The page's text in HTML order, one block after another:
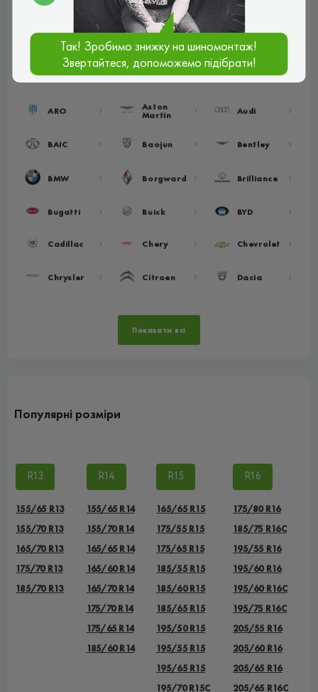
Марки авто
Acura Alfa Romeo Alpine
ARO Aston
Martin Audi
BAIC Baojun Bentley
BMW Borgward Brilliance
Bugatti Buick BYD
Cadillac Chery Chevrolet
Chrysler Citroen Dacia
Показати всі
Популярні розміри
R13
155/65 R13
155/70 R13
165/70 R13
175/70 R13
185/70 R13
R14
155/65 R14
155/70 R14
165/65 R14
165/60 R14
165/70 R14
175/70 R14
175/65 R14
185/60 R14
R15
165/65 R15
175/55 R15
175/65 R15
185/55 R15
185/60 R15
185/65 R15
195/50 R15
195/55 R15
195/65 R15
195/70 R15C
R16
175/80 R16
185/75 R16C
195/55 R16
195/60 R16
195/60 R16C
195/75 R16C
205/55 R16
205/60 R16
205/65 R16
205/65 R16C
Так! Зробимо знижку на шиномонтаж!
Звертайтеся, допоможемо підібрати!